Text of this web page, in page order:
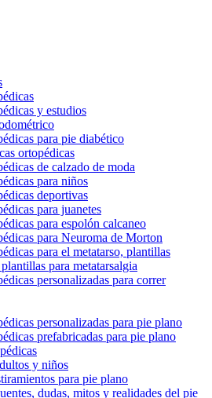
y estudios
para pie diabético
ortopédicas
de calzado de moda
para niños
deportivas
para juanetes
para espolón calcaneo
para Neuroma de Morton
para el metatarso, plantillas
para metatarsalgia
personalizadas para correr
personalizadas para pie plano
prefabricadas para pie plano
y niños
para pie plano
dudas, mitos y realidades del pie